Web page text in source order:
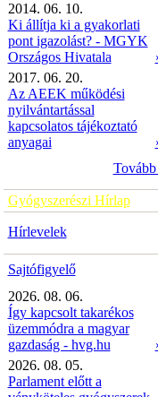
2014. 06. 10.
Ki állítja ki a gyakorlati
pont igazolást? - MGYK
Országos Hivatala
2017. 06. 20.
Az AEEK működési
nyilvántartással
kapcsolatos tájékoztató
anyagai
Tovább
Gyógyszerészi Hírlap
Hírlevelek
Sajtófigyelő
2026. 08. 06.
Így kapcsolt takarékos
üzemmódra a magyar
gazdaság - hvg.hu
2026. 08. 05.
Parlament előtt a